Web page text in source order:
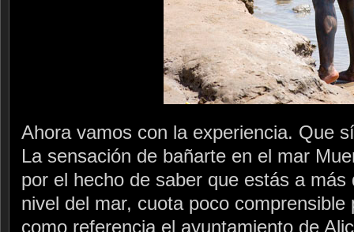
Ahora vamos con la experiencia. Que
La sensación de bañarte en el mar
por el hecho de saber que estás a
nivel del mar, cuota poco
como referencia el ayuntamiento de